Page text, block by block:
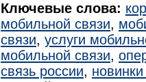
Ключевые слова:
мобильной связи,
связи, услуги
мобильной связи,
связь россии,